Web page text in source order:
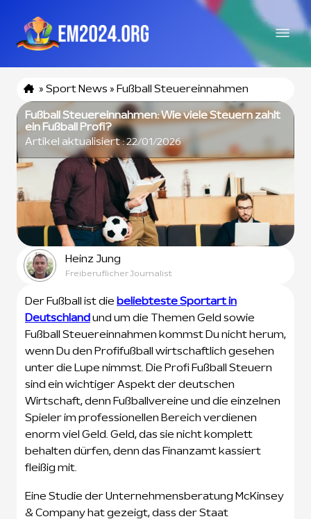
» Sport News » Fußball Steuereinnahmen
Fußball Steuereinnahmen: Wie viele Steuern zahlt
ein Fußball Profi?
Artikel aktualisiert :22/01/2026
Heinz Jung
Freiberuflicher Journalist
Der Fußball ist die beliebteste Sportart in
Deutschland und um die Themen Geld sowie
Fußball Steuereinnahmen kommst Du nicht herum,
wenn Du den Profifußball wirtschaftlich gesehen
unter die Lupe nimmst. Die Profi Fußball Steuern
sind ein wichtiger Aspekt der deutschen
Wirtschaft, denn Fußballvereine und die einzelnen
Spieler im professionellen Bereich verdienen
enorm viel Geld. Geld, das sie nicht komplett
behalten dürfen, denn das Finanzamt kassiert
fleißig mit.
Eine Studie der Unternehmensberatung McKinsey
& Company hat gezeigt, dass der Staat